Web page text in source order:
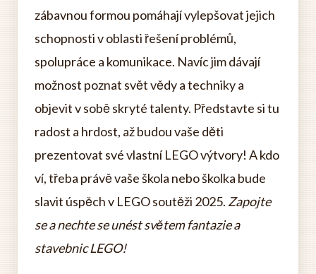
zábavnou formou pomáhají vylepšovat jejich
schopnosti v oblasti řešení problémů,
spolupráce a komunikace. Navíc jim dávají
možnost poznat svět vědy a techniky a
objevit v sobě skryté talenty. Představte si tu
radost a hrdost, až budou vaše děti
prezentovat své vlastní LEGO výtvory! A kdo
ví, třeba právě vaše škola nebo školka bude
slavit úspěch v LEGO soutěži 2025. Zapojte
se a nechte se unést světem fantazie a
stavebnic LEGO!